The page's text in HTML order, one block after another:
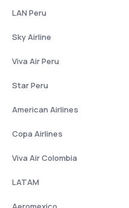
LAN Peru
Sky Airline
Viva Air Peru
Star Peru
American Airlines
Copa Airlines
Viva Air Colombia
LATAM